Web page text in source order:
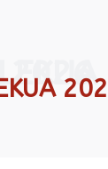
GAZTELEKUA 2025-2026